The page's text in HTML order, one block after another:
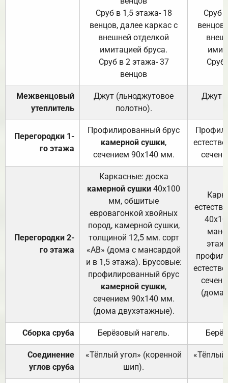
Сруб в 1,5 этажа- 18
венцов, далее каркас с
внешней отделкой
имитацией бруса.
Сруб в 2 этажа- 37
венцов
Сруб
Сруб
Межвенцовый
утеплитель
Джут (льноджутовое
полотно).
Джут
Перегородки 1-
го этажа
Профилированный брус
камерной сушки,
сечением 90х140 мм.
Перегородки 2-
го этажа
Каркасные: доска
камерной сушки 40х100
мм, обшитые
евровагонкой хвойных
пород, камерной сушки,
толщиной 12,5 мм. сорт
«АВ» (дома с мансардой
и в 1,5 этажа). Брусовые:
профилированный брус
камерной сушки,
сечением 90х140 мм.
(дома двухэтажные).
(дома
Сборка сруба Берёзовый нагель.
Соединение
углов сруба
«Тёплый угол» (коренной
шип).
«Тёплый